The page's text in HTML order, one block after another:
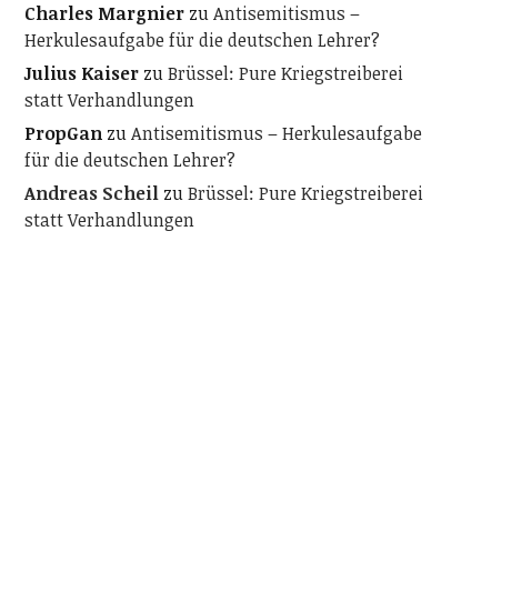
Charles MargnierzuAntisemitismus –
Herkulesaufgabe für die deutschen Lehrer?
Julius KaiserzuBrüssel: Pure Kriegstreiberei
statt Verhandlungen
PropGanzuAntisemitismus – Herkulesaufgabe
für die deutschen Lehrer?
Andreas ScheilzuBrüssel: Pure Kriegstreiberei
statt Verhandlungen